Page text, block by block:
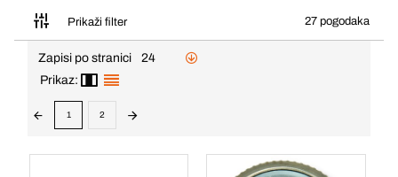
Prikaži filter 27 pogodaka
Zapisi po stranici
24
Prikaz:
1 2